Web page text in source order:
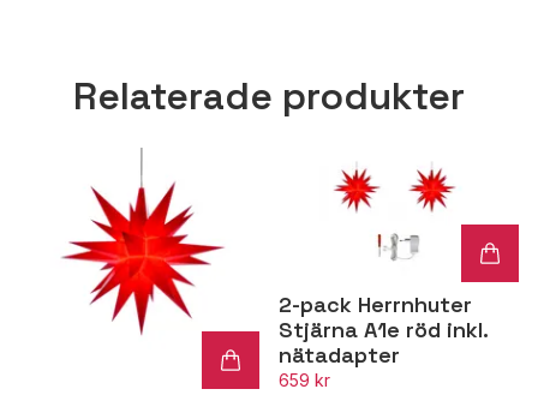
Relaterade produkter
2-pack Herrnhuter
Stjärna A1e röd inkl.
nätadapter
659 kr